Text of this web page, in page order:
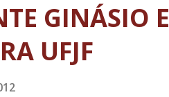
GINÁSIO E
UFJF